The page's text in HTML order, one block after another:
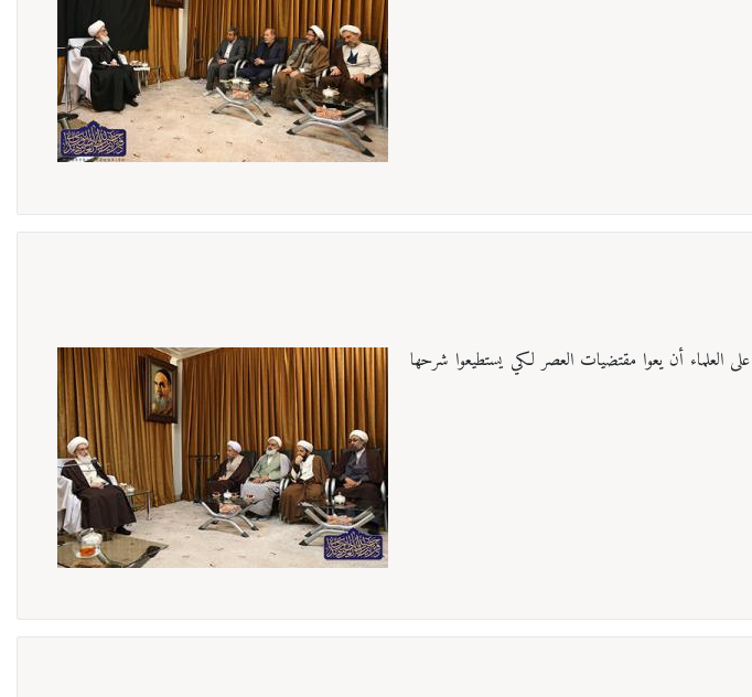
العلماء أن يعوا مقتضيات العصر لكي يستطيعوا شرحها